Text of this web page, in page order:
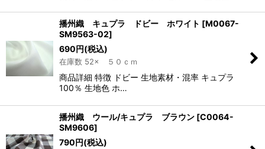
播州織 キュプラ ドビー ホワイト [M0067-
SM9563-02]
690円(税込)
在庫数 52× ５０ｃｍ
商品詳細 特徴 ドビー 生地素材・混率 キュプラ
100％ 生地色 ホ…
播州織 ウール/キュプラ ブラウン [C0064-
SM9606]
790円(税込)